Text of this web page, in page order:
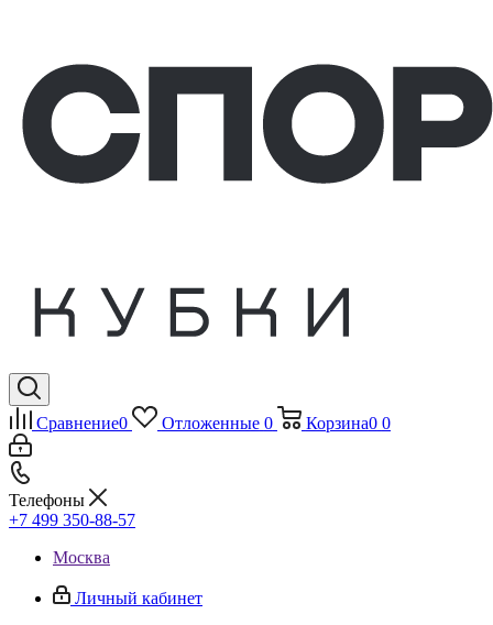
Сравнение0 Отложенные 0 Корзина0 0
Телефоны
+7 499 350-88-57
Москва
Личный кабинет